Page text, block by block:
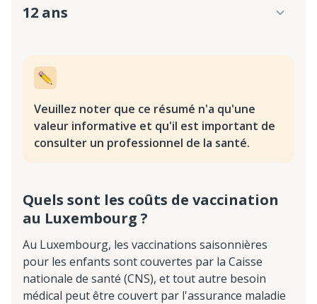
12 ans
Veuillez noter que ce résumé n'a qu'une
valeur informative et qu'il est important de
consulter un professionnel de la santé.
Quels sont les coûts de vaccination
au Luxembourg ?
Au Luxembourg, les vaccinations saisonnières
pour les enfants sont couvertes par la Caisse
nationale de santé (CNS), et tout autre besoin
médical peut être couvert par l'assurance maladie